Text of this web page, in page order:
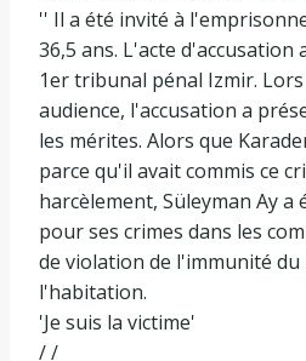
'' Il a été invité à
36,5 ans. L'acte d'accusation
1er tribunal pénal Izmir.
audience, l'accusation a
les mérites. Alors que
parce qu'il avait commis ce
harcèlement, Süleyman Ay
pour ses crimes dans les
de violation de l'immunité
l'habitation.
'Je suis la victime'
/ /